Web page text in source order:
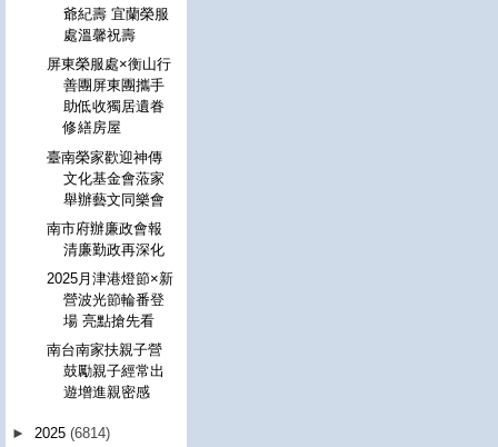
爺紀壽 宜蘭榮服
處溫馨祝壽
屏東榮服處×衡山行
善團屏東團攜手
助低收獨居遺眷
修繕房屋
臺南榮家歡迎神傳
文化基金會蒞家
舉辦藝文同樂會
南市府辦廉政會報
清廉勤政再深化
2025月津港燈節×新
營波光節輪番登
場 亮點搶先看
南台南家扶親子營
鼓勵親子經常出
遊增進親密感
► 2025 (6814)